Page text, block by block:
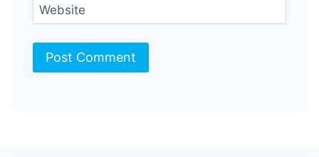
Website